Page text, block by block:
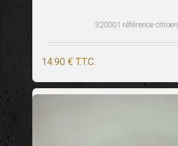
320001 référence citroen
14.90 € T.T.C.